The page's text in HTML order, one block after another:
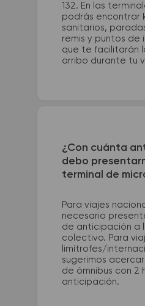
132. En las
podrás encontrar
sanitarios,
remis y puntos de
que te facilitarán
arribo durante tu
¿Con cuánta
debo
terminal de
Para viajes
necesario
de anticipación a
colectivo. Para
limítrofes/
sugerimos
de ómnibus con 2
anticipación.